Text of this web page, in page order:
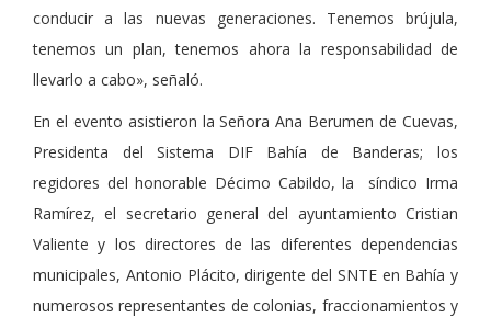
conducir a las nuevas generaciones. Tenemos brújula,
tenemos un plan, tenemos ahora la responsabilidad de
llevarlo a cabo», señaló.
En el evento asistieron la Señora Ana Berumen de Cuevas,
Presidenta del Sistema DIF Bahía de Banderas; los
regidores del honorable Décimo Cabildo, la síndico Irma
Ramírez, el secretario general del ayuntamiento Cristian
Valiente y los directores de las diferentes dependencias
municipales, Antonio Plácito, dirigente del SNTE en Bahía y
numerosos representantes de colonias, fraccionamientos y